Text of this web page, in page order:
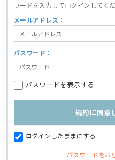
ワードを入力してログインしてくだ
メールアドレス：
パスワード：
パスワードを表示する
ログインしたままにする
パスワードをお